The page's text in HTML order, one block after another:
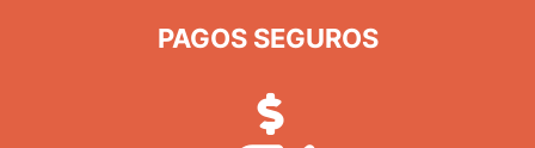
PAGOS SEGUROS